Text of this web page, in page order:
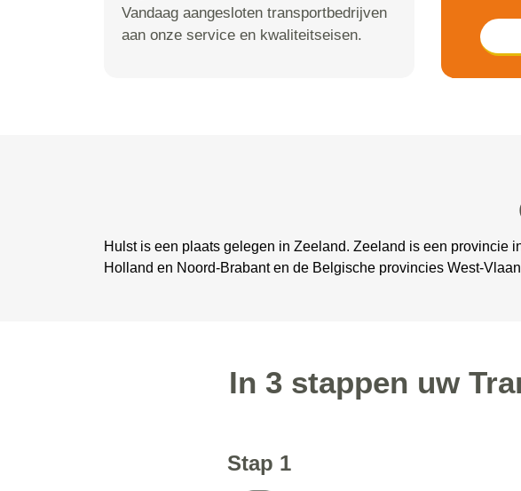
Vandaag aangesloten transportbedrijven
aan onze service en kwaliteitseisen.
Hulst is een plaats gelegen in Zeeland. Zeeland is een provincie
Holland en Noord-Brabant en de Belgische provincies West-
In 3 stappen uw
Stap 1